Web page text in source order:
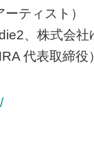
ティスト）
、株式会社
代表取締役）